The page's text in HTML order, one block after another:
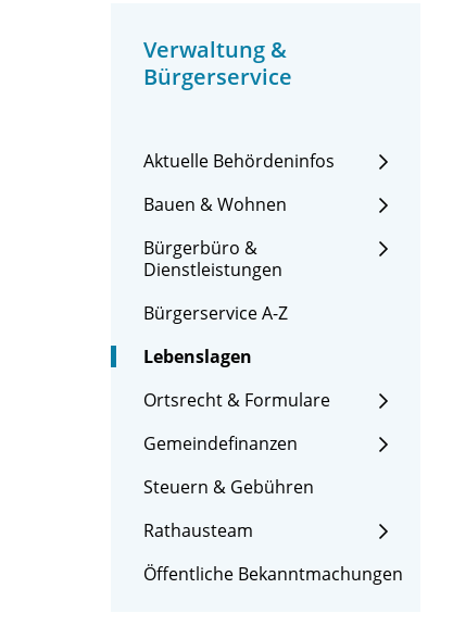
Verwaltung &
Bürgerservice
Aktuelle Behördeninfos
Bauen & Wohnen
Bürgerbüro &
Dienstleistungen
Bürgerservice A-Z
Lebenslagen
Ortsrecht & Formulare
Gemeindefinanzen
Steuern & Gebühren
Rathausteam
Öffentliche Bekanntmachungen